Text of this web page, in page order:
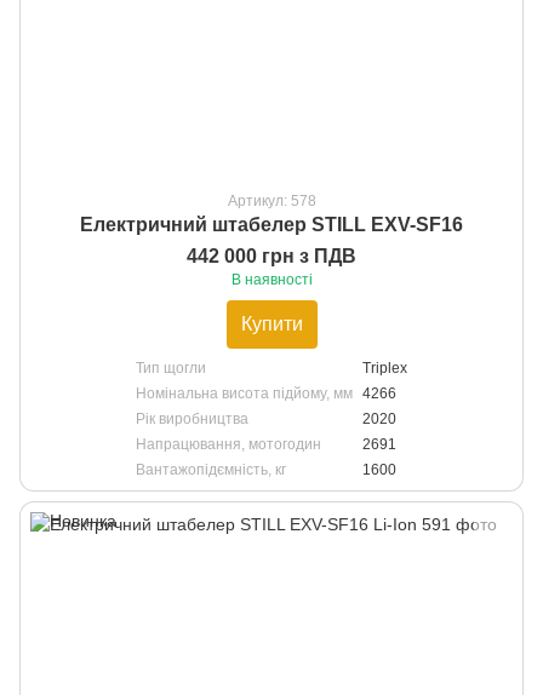
Артикул: 578
Електричний штабелер STILL EXV-SF16
442 000 грн з ПДВ
В наявності
Купити
Тип щогли
Triplex
Номінальна висота підйому, мм 4266
Рік виробництва
2020
Напрацювання, мотогодин
2691
Вантажопідємність, кг
1600